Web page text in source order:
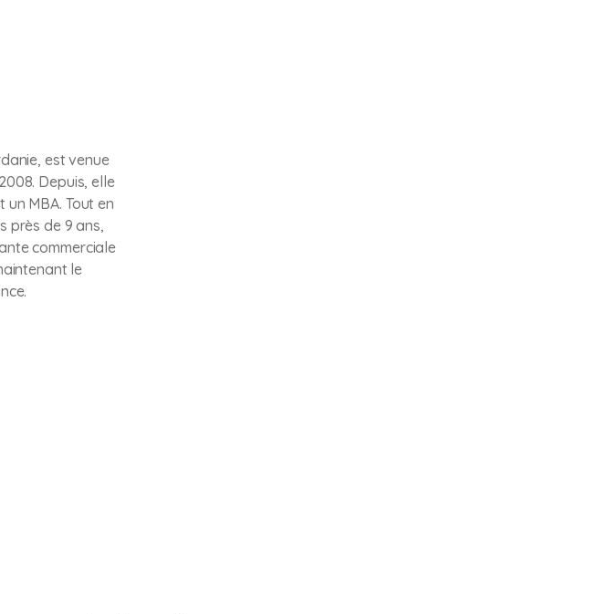
est venue
Depuis, elle
MBA. Tout en
près de 9 ans,
commerciale
le